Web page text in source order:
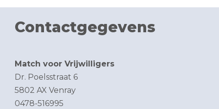
Contactgegevens
Match voor Vrijwilligers
Dr. Poelsstraat 6
5802 AX Venray
0478-516995